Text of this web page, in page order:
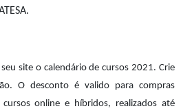
site o calendário de cursos 2021. Crie
O desconto é valido para compras
online e híbridos, realizados até